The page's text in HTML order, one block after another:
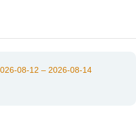
08-12 – 2026-08-14